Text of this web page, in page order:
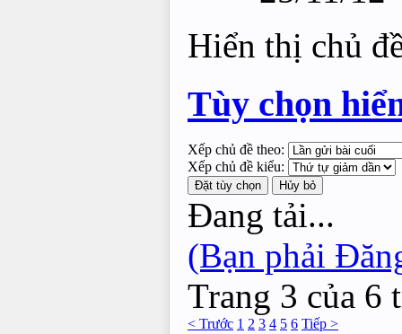
Hiển thị chủ
Tùy chọn
Xếp chủ đề theo:
Xếp chủ đề kiểu:
Đang tải...
(Bạn phải
Trang 3 của 6
< Trước 1 2 3 4 5 6 Tiếp >